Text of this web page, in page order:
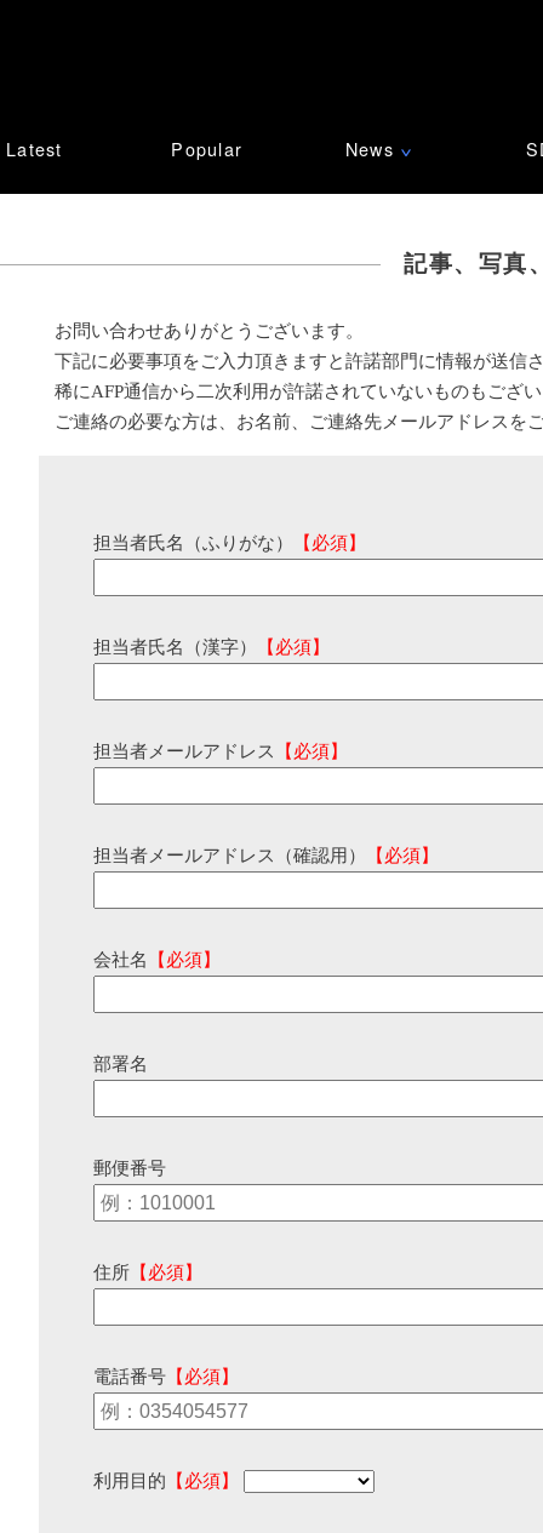
Latest Popular News ∨
記事、写真
お問い合わせありがとうございます。
下記に必要事項をご入力頂きますと許諾部門に情報が送信
稀にAFP通信から二次利用が許諾されていないものもござ
ご連絡の必要な方は、お名前、ご連絡先メールアドレスを
担当者氏名（ふりがな） 【必須】
担当者氏名（漢字） 【必須】
担当者メールアドレス 【必須】
担当者メールアドレス（確認用） 【必須】
会社名 【必須】
部署名
郵便番号
住所 【必須】
電話番号 【必須】
利用目的 【必須】